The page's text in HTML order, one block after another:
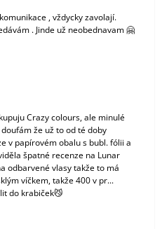
, vždycky zavolají.
. Jinde už neobednavam 🤗
je 3 z 5 hvězdiček.
Crazy colours, ale minulé
že už to od té doby
v papírovém obalu s bubl. fólii a
špatné recenze na Lunar
odbarvené vlasy takže to má
víčkem, takže 400 v pr...
do krabiček😼